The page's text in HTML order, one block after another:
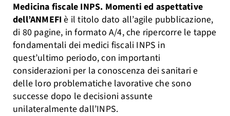
Medicina fiscale INPS. Momenti ed aspettative
dell’ANMEFI è il titolo dato all’agile pubblicazione,
di 80 pagine, in formato A/4, che ripercorre le tappe
fondamentali dei medici fiscali INPS in
quest’ultimo periodo, con importanti
considerazioni per la conoscenza dei sanitari e
delle loro problematiche lavorative che sono
successe dopo le decisioni assunte
unilateralmente dall’INPS.